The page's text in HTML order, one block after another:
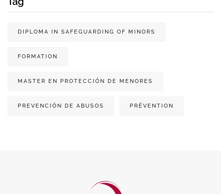
DIPLOMA IN SAFEGUARDING OF MINORS
FORMATION
MASTER EN PROTECCIÓN DE MENORES
PREVENCIÓN DE ABUSOS PRÉVENTION